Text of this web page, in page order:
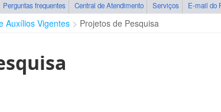
Perguntas frequentes Central de Atendimento Serviços E-mail do
Auxílios Vigentes Projetos de Pesquisa